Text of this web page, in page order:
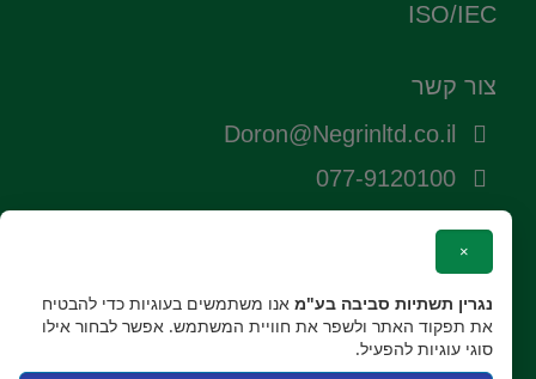
ISO/IEC
צור קשר
Doron@Negrinltd.co.il
077-9120100
ת.ד. 99 מושב צור משה מיקוד
4281000
×
נגרין תשתיות סביבה בע"מ אנו משתמשים בעוגיות כדי להבטיח
את תפקוד האתר ולשפר את חוויית המשתמש. אפשר לבחור אילו
סוגי עוגיות להפעיל.